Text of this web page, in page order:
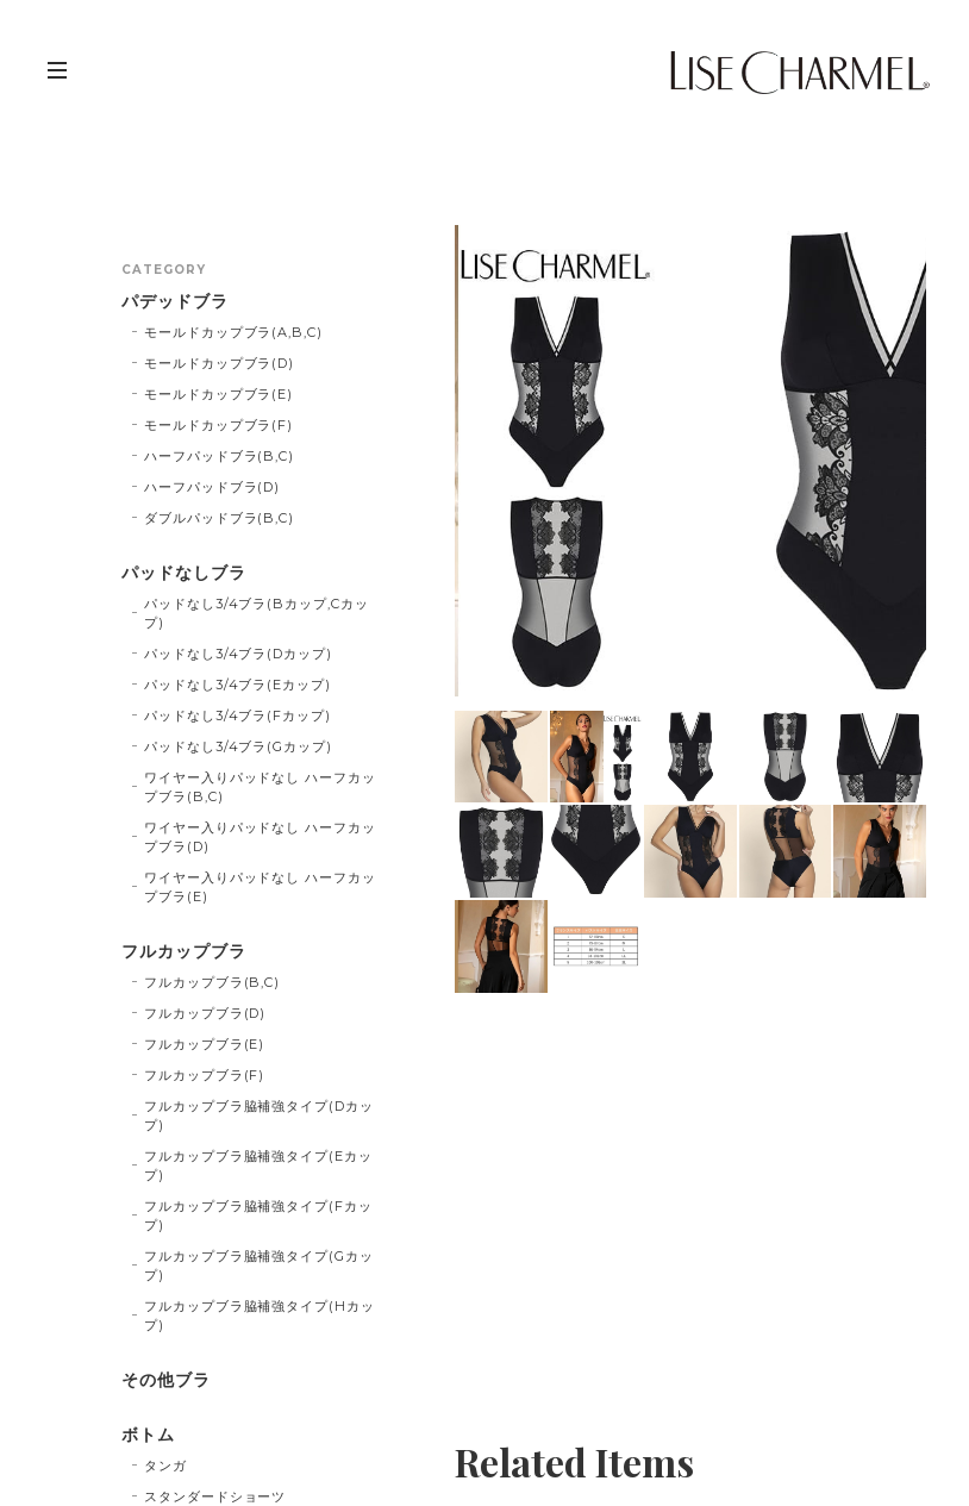
Related Items
CATEGORY
パデッドブラ
モールドカップブラ(A,B,C)
モールドカップブラ(D)
モールドカップブラ(E)
モールドカップブラ(F)
ハーフパッドブラ(B,C)
ハーフパッドブラ(D)
ダブルパッドブラ(B,C)
パッドなしブラ
パッドなし3/4ブラ(Bカップ,Cカッ
プ)
パッドなし3/4ブラ(Dカップ)
パッドなし3/4ブラ(Eカップ)
パッドなし3/4ブラ(Fカップ)
パッドなし3/4ブラ(Gカップ)
ワイヤー入りパッドなし ハーフカッ
プブラ(B,C)
ワイヤー入りパッドなし ハーフカッ
プブラ(D)
ワイヤー入りパッドなし ハーフカッ
プブラ(E)
フルカップブラ
フルカップブラ(B,C)
フルカップブラ(D)
フルカップブラ(E)
フルカップブラ(F)
フルカップブラ脇補強タイプ(Dカッ
プ)
フルカップブラ脇補強タイプ(Eカッ
プ)
フルカップブラ脇補強タイプ(Fカッ
プ)
フルカップブラ脇補強タイプ(Gカッ
プ)
フルカップブラ脇補強タイプ(Hカッ
プ)
その他ブラ
ボトム
タンガ
スタンダードショーツ